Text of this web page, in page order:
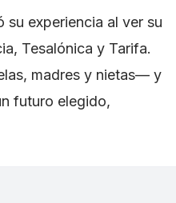
su experiencia al ver su
Tesalónica y Tarifa.
madres y nietas— y
futuro elegido,